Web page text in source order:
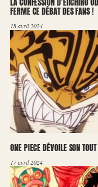
FERME CE DÉBAT DES FANS !
18 avril 2024
ONE PIECE DÉVOILE SON
17 avril 2024